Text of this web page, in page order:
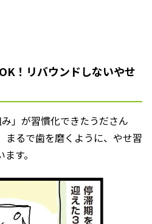
！リバウンドしないやせ
」が習慣化できたうださん
まるで歯を磨くように、やせ習
す。